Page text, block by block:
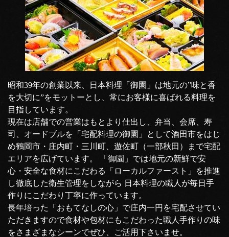
昭和39年の創業以来、日本料理「御園」は地元の”味と香
を大切に”をモットーとし、常にお客様に喜ばれる料理を
目指しています。
現在は店舗での営業はもとより仕出し、弁当、会席、寿
司、オードブルを「宅配料理の御園」として酒田市をはじ
め鶴岡市・庄内町・三川町、遊佐町（一部秋田）まで宅配
エリアを広げています。 「御園」では地元の新鮮で安
心・安全な食材にこだわる「ローカルファースト」を推進
し徹底した衛生管理をしながら 日本料理の職人が毎日手
作りにこだわり丁寧に作っています。
長年培った「おもてなしの心」で庄内一円を宅配させてい
ただきますので食材や包材にもこだわった職人手作りの味
をさまざまなシーンでぜひ、ご活用下さいませ。